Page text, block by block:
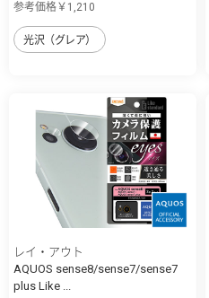
参考価格￥1,210
光沢（グレア）
レイ・アウト
AQUOS sense8/sense7/sense7
plus Like ...